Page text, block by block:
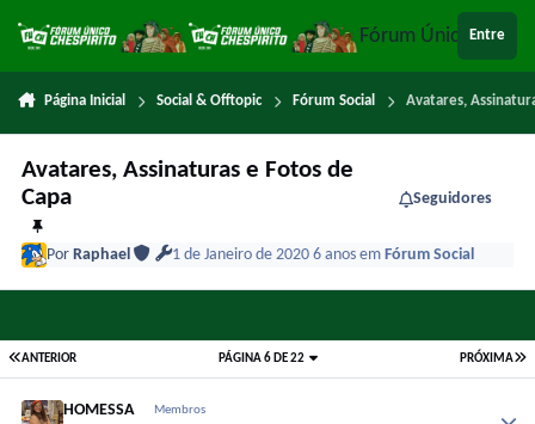
Fórum ÚnicoEntre
Página Inicial Social & Offtopic Fórum Social Avatares,
Avatares, Assinaturas e Fotos de
Capa
Seguidores
PorRaphael 1 de Janeiro de 20206 anosemFórum Social
ANTERIOR PRÓXIMA
PÁGINA 6 DE 22
HOMESSA Membros